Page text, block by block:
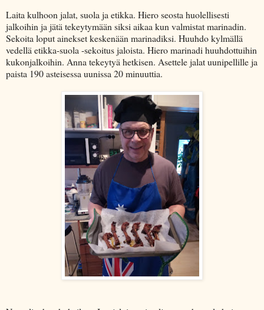
Laita kulhoon jalat, suola ja etikka. Hiero seosta huolellisesti
jalkoihin ja jätä tekeytymään siksi aikaa kun valmistat marinadin.
Sekoita loput ainekset keskenään marinadiksi. Huuhdo kylmällä
vedellä etikka-suola -sekoitus jaloista. Hiero marinadi huuhdottuihin
kukonjalkoihin. Anna tekeytyä hetkisen. Asettele jalat uunipellille ja
paista 190 asteisessa uunissa 20 minuuttia.